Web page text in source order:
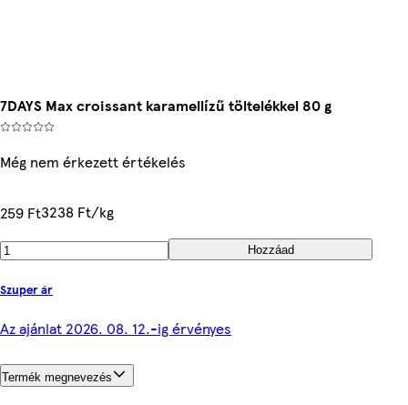
7DAYS Max croissant karamellízű töltelékkel 80 g
Még nem érkezett értékelés
259 Ft3238 Ft/kg
Hozzáad
Szuper ár
Az ajánlat 2026. 08. 12.-ig érvényes
Termék megnevezés